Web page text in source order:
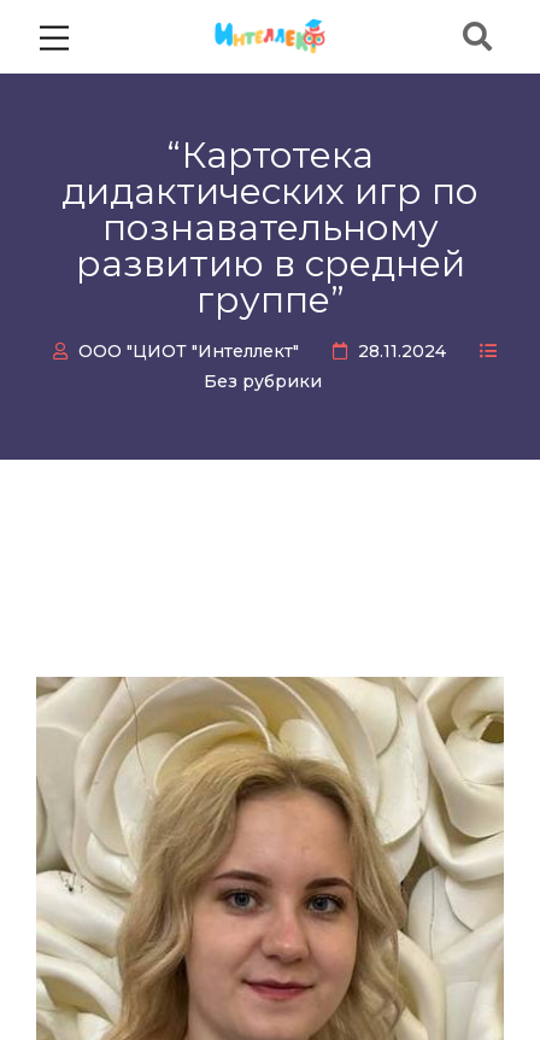
“Картотека
дидактических игр по
познавательному
развитию в средней
группе”
ООО "ЦИОТ "Интеллект"
28.11.2024
Без рубрики